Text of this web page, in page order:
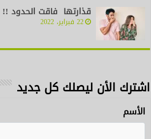
قذارتها فاقت الحدود !!
22 فبراير، 2022
اشترك الأن ليصلك كل جديد
الأسم